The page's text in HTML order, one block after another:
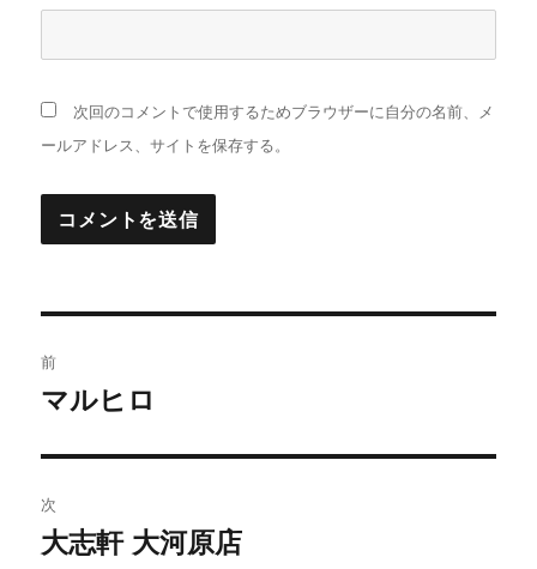
次回のコメントで使用するためブラウザーに自分の名前、メ
ールアドレス、サイトを保存する。
稿
ビ
ゲ
前
前
投
稿:
マルヒロ
次
次
大志軒 大河原店